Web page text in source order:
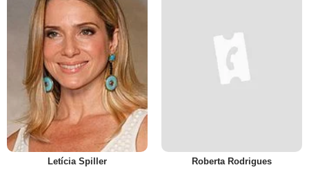
Letícia Spiller Roberta Rodrigues